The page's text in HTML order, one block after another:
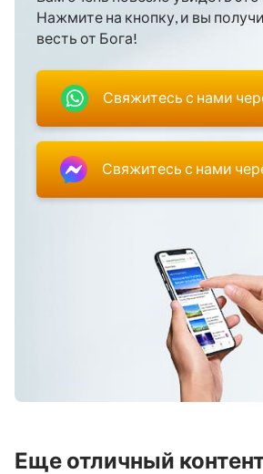
Нажмите на кнопку, и вы
весть от Бога!
Свяжитесь с нами
Свяжитесь с нами
Еще отличный